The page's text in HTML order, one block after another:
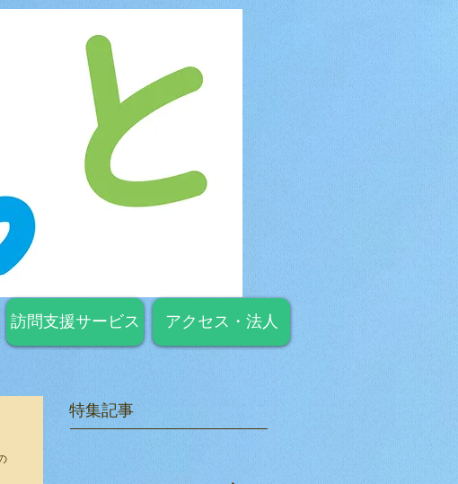
訪問支援サービス アクセス・法人
特集記事